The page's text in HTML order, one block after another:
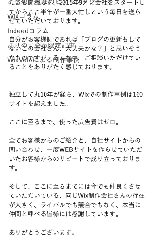
ご感想：魔法のヒアリングシート
Wixコラム
Indeedコラム
ありのま会員限定記事
WixVeloによる制作事例
たにも関わらず、2015年9月に会社をスタートし
てからここ半年が一番大忙しという毎日を送ら
せていただいております。
自分がお客様側であれば「ブログの更新もして
ないこの会社さん、大丈夫かな？」と思いそう
なものですが、そんな中、ご相談いただけてい
ることをありがたく感じております。
独立して丸10年が経ち、Wixでの制作事例は160
サイトを超えました。
ここに至るまで、使った広告費はゼロ。
全てお客様からのご紹介と、自社サイトからの
問い合わせ、一度WEBサイトを作らせていただ
いたお客様からのリピートで成り立っておりま
す。
そして、ここに至るまでには今でも仲良くさせ
ていただいている、同じWix制作会社さんの存在
が大きく、ライバルでも競合でもなく、本当に
仲間と呼べる皆様には感謝しています。
ありがとうございます。